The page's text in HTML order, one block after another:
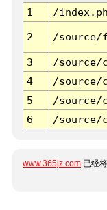
1
/
2 /source/
3 /source/
4
/source/
5
/source/
6
/source/
www.365jz.com 已经